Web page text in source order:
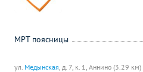
ул. Медынская, д. 7, к. 1, Аннино (3.29 км)
МРТ поясницы